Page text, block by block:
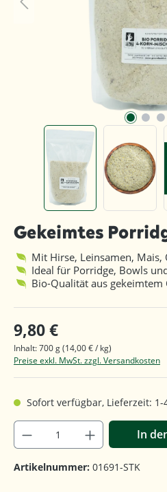
Gekeimtes
Mit Hirse, Leinsamen, Mais,
Ideal für Porridge, Bowls
Bio-Qualität aus gekeimtem
9,80 €
Inhalt:700 g(14,00 € / kg)
Preise exkl. MwSt. zzgl. Versandkosten
Sofort verfügbar, Lieferzeit: 1-
In
Artikelnummer: 01691-STK